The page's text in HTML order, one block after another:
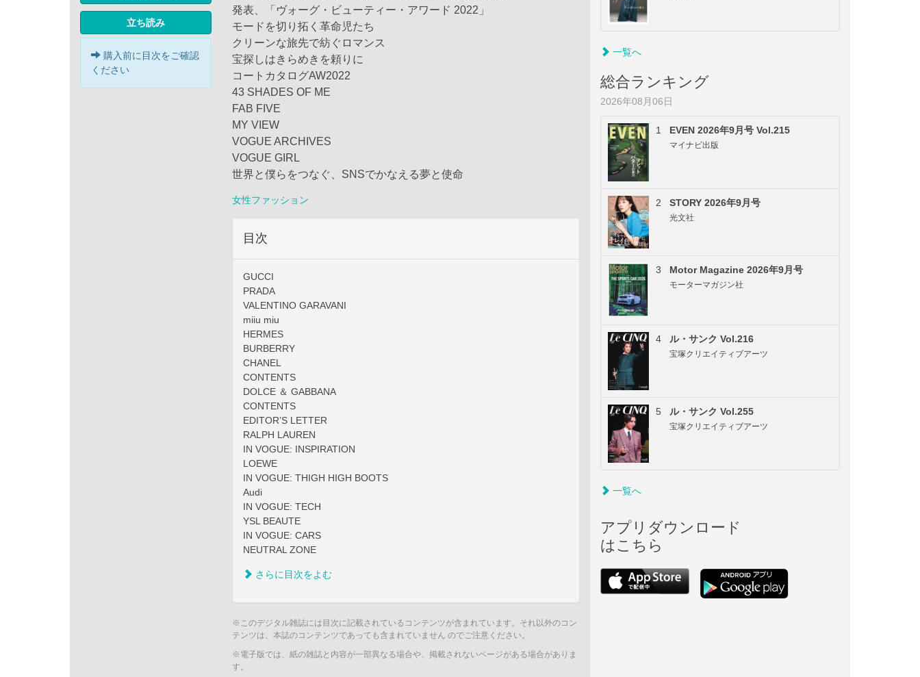
立ち読み
購入前に目次をご確認
ください
発表、「ヴォーグ・ビューティー・アワード 2022」
モードを切り拓く革命児たち
クリーンな旅先で紡ぐロマンス
宝探しはきらめきを頼りに
コートカタログAW2022
43 SHADES OF ME
FAB FIVE
MY VIEW
VOGUE ARCHIVES
VOGUE GIRL
世界と僕らをつなぐ、SNSでかなえる夢と使命
女性ファッション
目次
GUCCI
PRADA
VALENTINO GARAVANI
miiu miu
HERMES
BURBERRY
CHANEL
CONTENTS
DOLCE ＆ GABBANA
CONTENTS
EDITOR’S LETTER
RALPH LAUREN
IN VOGUE: INSPIRATION
LOEWE
IN VOGUE: THIGH HIGH BOOTS
Audi
IN VOGUE: TECH
YSL BEAUTE
IN VOGUE: CARS
NEUTRAL ZONE
さらに目次をよむ
※このデジタル雑誌には目次に記載されているコンテンツが含まれています。それ以外のコン
テンツは、本誌のコンテンツであっても含まれていません のでご注意ください。
※電子版では、紙の雑誌と内容が一部異なる場合や、掲載されないページがある場合がありま
す。
一覧へ
総合ランキング
2026年08月06日
1 EVEN 2026年9月号 Vol.215
マイナビ出版
2 STORY 2026年9月号
光文社
3 Motor Magazine 2026年9月号
モーターマガジン社
4 ル・サンク Vol.216
宝塚クリエイティブアーツ
5 ル・サンク Vol.255
宝塚クリエイティブアーツ
一覧へ
アプリダウンロード
はこちら